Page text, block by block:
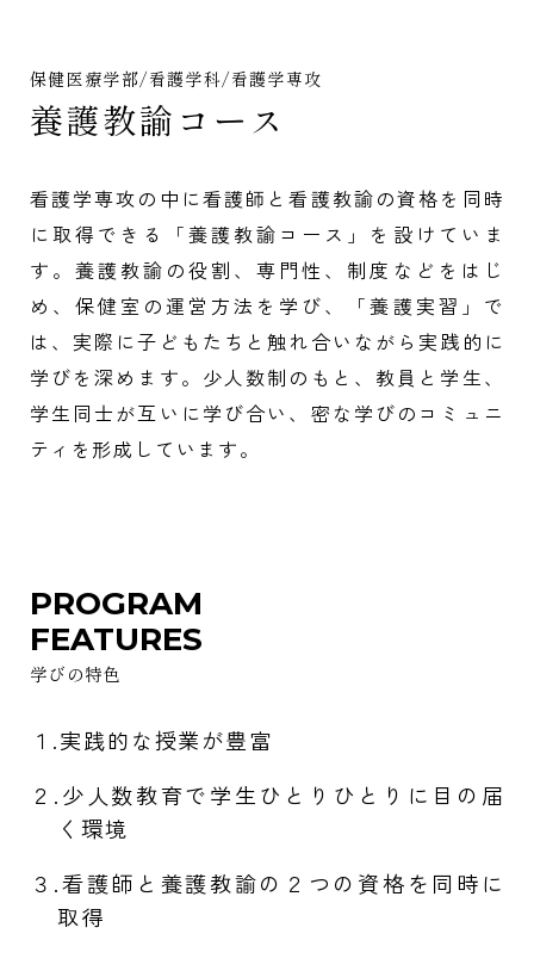
保健医療学部/看護学科/看護学専攻
養護教諭コース
看護学専攻の中に看護師と看護教諭の資格を同時
に取得できる「養護教諭コース」を設けていま
す。養護教諭の役割、専門性、制度などをはじ
め、保健室の運営方法を学び、「養護実習」で
は、実際に子どもたちと触れ合いながら実践的に
学びを深めます。少人数制のもと、教員と学生、
学生同士が互いに学び合い、密な学びのコミュニ
ティを形成しています。
PROGRAM
FEATURES
学びの特色
１.実践的な授業が豊富
２.少人数教育で学生ひとりひとりに目の届
く環境
３.看護師と養護教諭の２つの資格を同時に
取得